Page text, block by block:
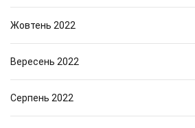
Жовтень 2022
Вересень 2022
Серпень 2022